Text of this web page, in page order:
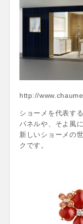
http://
ショーメを代表す
パネルや、そよ風
新しいショーメの
クです。